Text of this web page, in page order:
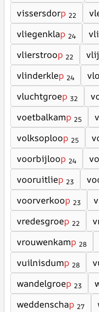
vissersdorp 22
vliegenklap 24
vlierstroop 22
vlinderklep 24
vluchtgroep 32
voetbalkamp 25
volksoploop 25
voorbijloop 24
vooruitliep 23
voorverkoop 23
vredesgroep 22
vrouwenkamp 28
vuilnisdump 28
wandelgroep 23
weddenschap 27